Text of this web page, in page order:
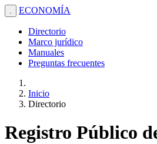
. ECONOMÍA
Directorio
Marco jurídico
Manuales
Preguntas frecuentes
Inicio
Directorio
Registro Público